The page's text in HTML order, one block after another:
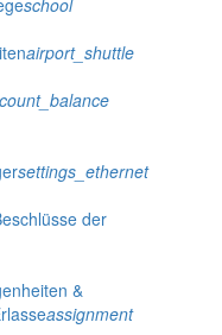
school
airport_shuttle
settings_ethernet
der
&
assignment